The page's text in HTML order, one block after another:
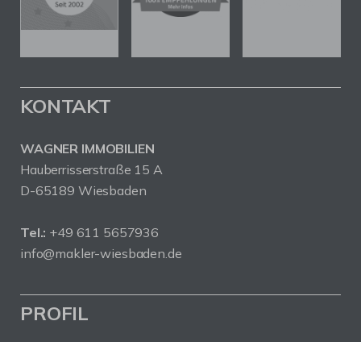
KONTAKT
WAGNER IMMOBILIEN
Hauberrisserstraße 15 A
D-65189 Wiesbaden
Tel.: +49 611 5657936
info@makler-wiesbaden.de
PROFIL